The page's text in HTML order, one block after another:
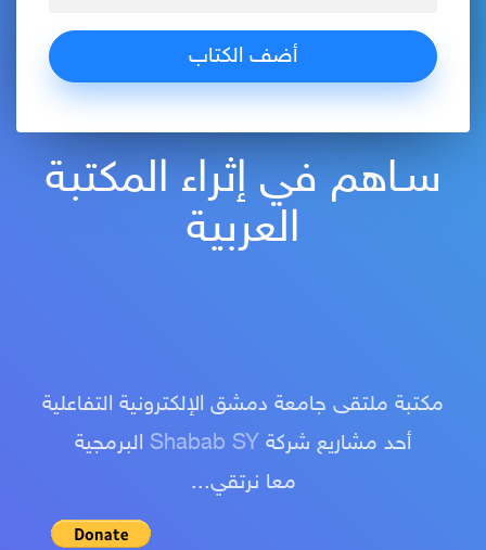
سـاهم في إثراء المكتبة
العربية
مكتبة ملتقى جامعة دمشق الإلكترونية التفاعلية
أحد مشاريع شركة Shabab SY البرمجية
معا نرتقي...